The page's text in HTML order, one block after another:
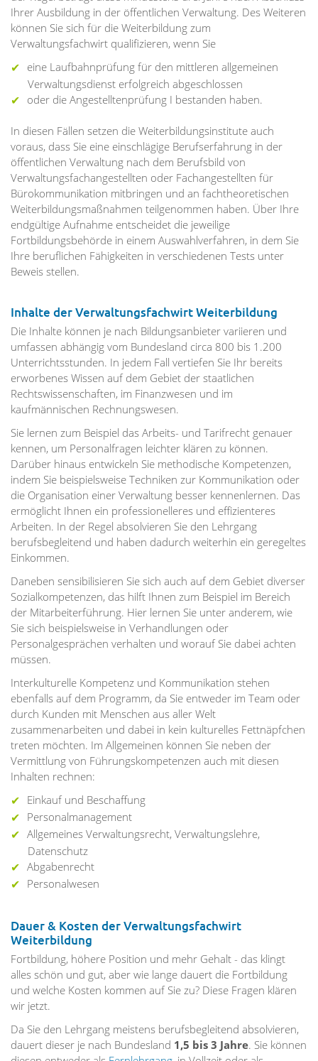
Ihrer Ausbildung in der öffentlichen Verwaltung. Des Weiteren
können Sie sich für die Weiterbildung zum
Verwaltungsfachwirt qualifizieren, wenn Sie
eine Laufbahnprüfung für den mittleren allgemeinen
Verwaltungsdienst erfolgreich abgeschlossen
oder die Angestelltenprüfung I bestanden haben.
In diesen Fällen setzen die Weiterbildungsinstitute auch
voraus, dass Sie eine einschlägige Berufserfahrung in der
öffentlichen Verwaltung nach dem Berufsbild von
Verwaltungsfachangestellten oder Fachangestellten für
Bürokommunikation mitbringen und an fachtheoretischen
Weiterbildungsmaßnahmen teilgenommen haben. Über Ihre
endgültige Aufnahme entscheidet die jeweilige
Fortbildungsbehörde in einem Auswahlverfahren, in dem Sie
Ihre beruflichen Fähigkeiten in verschiedenen Tests unter
Beweis stellen.
Inhalte der Verwaltungsfachwirt Weiterbildung
Die Inhalte können je nach Bildungsanbieter variieren und
umfassen abhängig vom Bundesland circa 800 bis 1.200
Unterrichtsstunden. In jedem Fall vertiefen Sie Ihr bereits
erworbenes Wissen auf dem Gebiet der staatlichen
Rechtswissenschaften, im Finanzwesen und im
kaufmännischen Rechnungswesen.
Sie lernen zum Beispiel das Arbeits- und Tarifrecht genauer
kennen, um Personalfragen leichter klären zu können.
Darüber hinaus entwickeln Sie methodische Kompetenzen,
indem Sie beispielsweise Techniken zur Kommunikation oder
die Organisation einer Verwaltung besser kennenlernen. Das
ermöglicht Ihnen ein professionelleres und effizienteres
Arbeiten. In der Regel absolvieren Sie den Lehrgang
berufsbegleitend und haben dadurch weiterhin ein geregeltes
Einkommen.
Daneben sensibilisieren Sie sich auch auf dem Gebiet diverser
Sozialkompetenzen, das hilft Ihnen zum Beispiel im Bereich
der Mitarbeiterführung. Hier lernen Sie unter anderem, wie
Sie sich beispielsweise in Verhandlungen oder
Personalgesprächen verhalten und worauf Sie dabei achten
müssen.
Interkulturelle Kompetenz und Kommunikation stehen
ebenfalls auf dem Programm, da Sie entweder im Team oder
durch Kunden mit Menschen aus aller Welt
zusammenarbeiten und dabei in kein kulturelles Fettnäpfchen
treten möchten. Im Allgemeinen können Sie neben der
Vermittlung von Führungskompetenzen auch mit diesen
Inhalten rechnen:
Einkauf und Beschaffung
Personalmanagement
Allgemeines Verwaltungsrecht, Verwaltungslehre,
Datenschutz
Abgabenrecht
Personalwesen
Dauer & Kosten der Verwaltungsfachwirt
Weiterbildung
Fortbildung, höhere Position und mehr Gehalt - das klingt
alles schön und gut, aber wie lange dauert die Fortbildung
und welche Kosten kommen auf Sie zu? Diese Fragen klären
wir jetzt.
Da Sie den Lehrgang meistens berufsbegleitend absolvieren,
dauert dieser je nach Bundesland 1,5 bis 3 Jahre. Sie können